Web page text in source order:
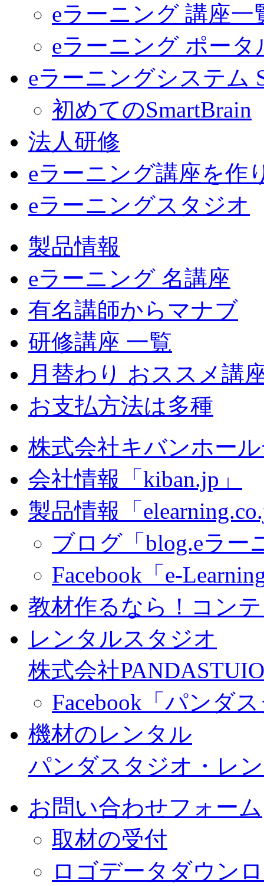
eラーニング 講座一
eラーニング ポータ
eラーニングシステム
初めてのSmartBrain
法人研修
eラーニング講座を作
eラーニングスタジオ
製品情報
eラーニング 名講座
有名講師からマナブ
研修講座 一覧
月替わり おススメ講
お支払方法は多種
株式会社キバンホー
会社情報「kiban.jp」
製品情報「
ブログ「blog.eラー
Facebook「e-
教材作るなら！コン
レンタルスタジオ
株式会社
Facebook「パンダ
機材のレンタル
パンダスタジオ・レ
お問い合わせフォーム
取材の受付
ロゴデータダウン